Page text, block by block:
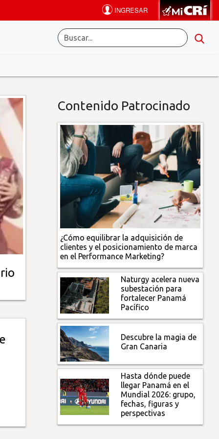
Contenido Patrocinado
¿Cómo equilibrar la adquisición de
clientes y el posicionamiento de marca
en el Performance Marketing?
Naturgy acelera nueva
subestación para
fortalecer Panamá
Pacífico
Descubre la magia de
Gran Canaria
Hasta dónde puede
llegar Panamá en el
Mundial 2026: grupo,
fechas, figuras y
perspectivas